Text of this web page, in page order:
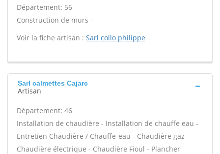
Département: 56
Construction de murs -
Voir la fiche artisan : Sarl collo philippe
Sarl calmettes Cajarc
Artisan
Département: 46
Installation de chaudière - Installation de chauffe eau -
Entretien Chaudière / Chauffe-eau - Chaudière gaz -
Chaudière électrique - Chaudière Fioul - Plancher